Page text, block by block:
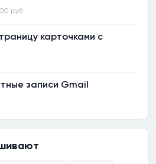
руб
карточками с
записи Gmail